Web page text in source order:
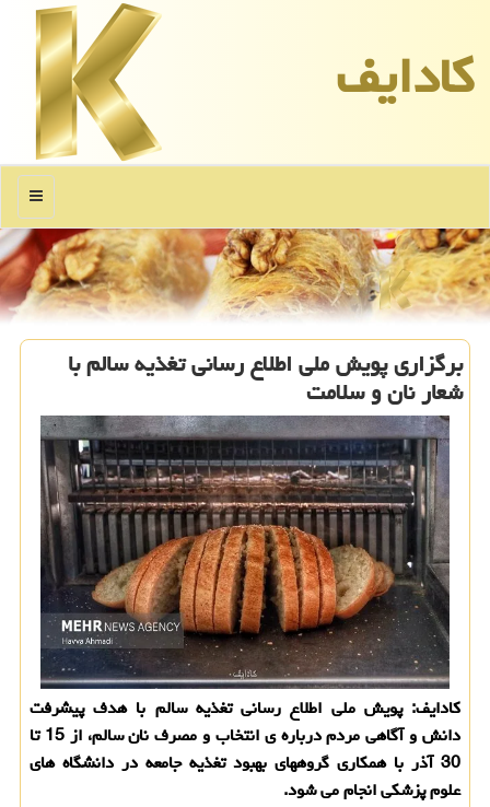
كادایف
منو
برگزاری پویش ملی اطلاع رسانی تغذیه سالم با
شعار نان و سلامت
کادایف: پویش ملی اطلاع رسانی تغذیه سالم با هدف پیشرفت
دانش و آگاهی مردم درباره ی انتخاب و مصرف نان سالم، از 15 تا
30 آذر با همکاری گروههای بهبود تغذیه جامعه در دانشگاه های
علوم پزشکی انجام می شود.